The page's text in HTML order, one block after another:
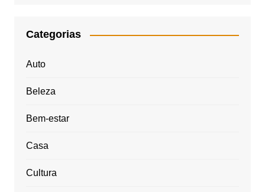
Categorias
Auto
Beleza
Bem-estar
Casa
Cultura